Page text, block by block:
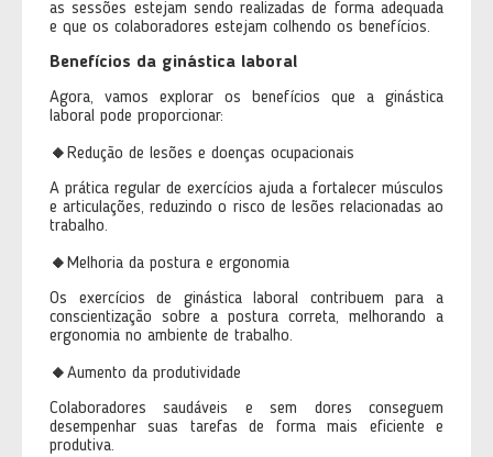
as sessões estejam sendo realizadas de forma adequada
e que os colaboradores estejam colhendo os benefícios.
Benefícios da ginástica laboral
Agora, vamos explorar os benefícios que a ginástica
laboral pode proporcionar:
🔸 Redução de lesões e doenças ocupacionais
A prática regular de exercícios ajuda a fortalecer músculos
e articulações, reduzindo o risco de lesões relacionadas ao
trabalho.
🔸 Melhoria da postura e ergonomia
Os exercícios de ginástica laboral contribuem para a
conscientização sobre a postura correta, melhorando a
ergonomia no ambiente de trabalho.
🔸Aumento da produtividade
Colaboradores saudáveis e sem dores conseguem
desempenhar suas tarefas de forma mais eficiente e
produtiva.